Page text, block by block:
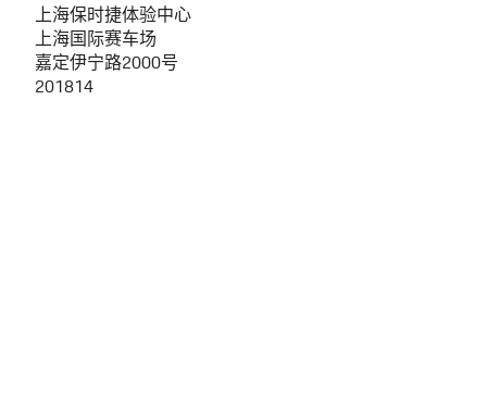
上海保时捷体验中心
上海国际赛车场
嘉定伊宁路2000号
201814